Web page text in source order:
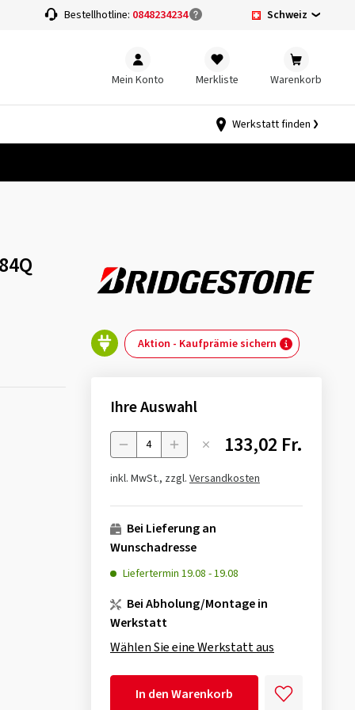
Bestellhotline: 0848234234 Schweiz
Mein Konto Merkliste Warenkorb
Werkstatt finden
Aktion - Kaufprämie sichern
Ihre Auswahl
Menge 133,02 Fr.
inkl. MwSt., zzgl. Versandkosten
Bei Lieferung an
Wunschadresse
Liefertermin 19.08 -19.08
Bei Abholung/Montage in
Werkstatt
Wählen Sie eine Werkstatt aus
In den Warenkorb